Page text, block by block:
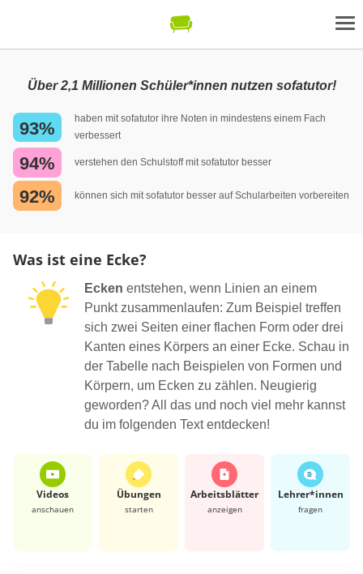
Über 2,1 Millionen Schüler*innen nutzen sofatutor!
93%
haben mit sofatutor ihre Noten in mindestens einem Fach
verbessert
94% verstehen den Schulstoff mit sofatutor besser
92% können sich mit sofatutor besser auf Schularbeiten vorbereiten
Was ist eine Ecke?
Ecken entstehen, wenn Linien an einem
Punkt zusammenlaufen: Zum Beispiel treffen
sich zwei Seiten einer flachen Form oder drei
Kanten eines Körpers an einer Ecke. Schau in
der Tabelle nach Beispielen von Formen und
Körpern, um Ecken zu zählen. Neugierig
geworden? All das und noch viel mehr kannst
du im folgenden Text entdecken!
Videos
anschauen
Übungen
starten
Arbeits­blätter
anzeigen
Lehrer*​innen
fragen